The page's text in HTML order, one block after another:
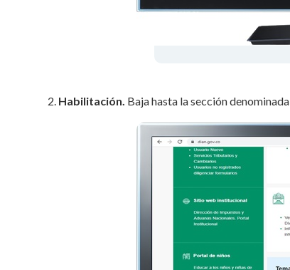
2. Habilitación. Baja hasta la sección denominada